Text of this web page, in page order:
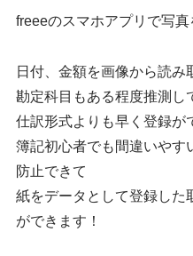
freeeのスマホアプリで写
日付、金額を画像から読み
勘定科目もある程度推測し
仕訳形式よりも早く登録が
簿記初心者でも間違いやす
防止できて
紙をデータとして登録した
ができます！